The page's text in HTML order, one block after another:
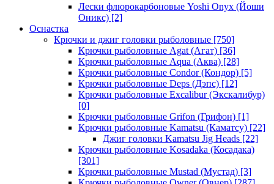
Лески флюрокарбоновые Yoshi Onyx (Йоши
Оникс) [2]
Оснастка
Крючки и джиг головки рыболовные [750]
Крючки рыболовные Agat (Агат) [36]
Крючки рыболовные Aqua (Аква) [28]
Крючки рыболовные Condor (Кондор) [5]
Крючки рыболовные Deps (Дэпс) [12]
Крючки рыболовные Excalibur (Экскалибур)
[0]
Крючки рыболовные Grifon (Грифон) [1]
Крючки рыболовные Kamatsu (Каматсу) [22]
Джиг головки Kamatsu Jig Heads [22]
Крючки рыболовные Kosadaka (Косадака)
[301]
Крючки рыболовные Mustad (Мустад) [3]